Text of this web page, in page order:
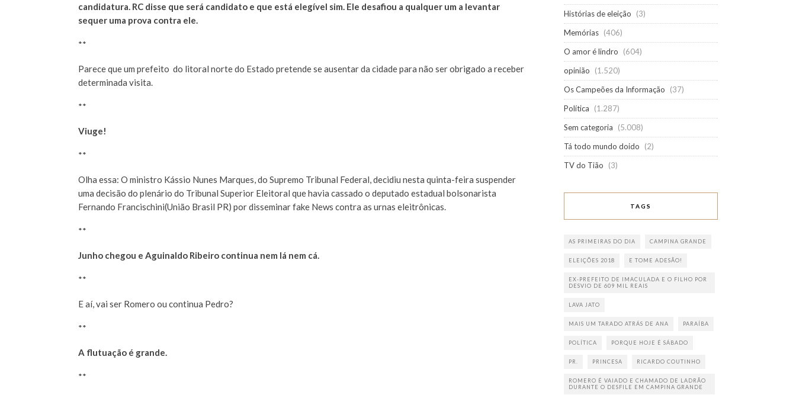
candidatura. RC disse que será candidato e que está elegível sim. Ele desafiou a qualquer um a levantar
sequer uma prova contra ele.
**
Parece que um prefeito do litoral norte do Estado pretende se ausentar da cidade para não ser obrigado a receber
determinada visita.
**
Viuge!
**
Olha essa: O ministro Kássio Nunes Marques, do Supremo Tribunal Federal, decidiu nesta quinta-feira suspender
uma decisão do plenário do Tribunal Superior Eleitoral que havia cassado o deputado estadual bolsonarista
Fernando Francischini(União Brasil PR) por disseminar fake News contra as urnas eleitrônicas.
**
Junho chegou e Aguinaldo Ribeiro continua nem lá nem cá.
**
E aí, vai ser Romero ou continua Pedro?
**
A flutuação é grande.
**
Histórias de eleição
(3)
Memórias (406)
O amor é lindro
(604)
opinião
(1.520)
Os Campeões da Informação
(37)
Política
(1.287)
Sem categoria
(5.008)
Tá todo mundo doido
(2)
TV do Tião
(3)
TAGS
AS PRIMEIRAS DO DIA CAMPINA GRANDE
ELEIÇÕES 2018 E TOME ADESÃO!
EX-PREFEITO DE IMACULADA E O FILHO POR
DESVIO DE 609 MIL REAIS
LAVA JATO
MAIS UM TARADO ATRÁS DE ANA PARAÍBA
POLÍTICA PORQUE HOJE É SÁBADO
PR. PRINCESA RICARDO COUTINHO
ROMERO É VAIADO E CHAMADO DE LADRÃO
DURANTE O DESFILE EM CAMPINA GRANDE